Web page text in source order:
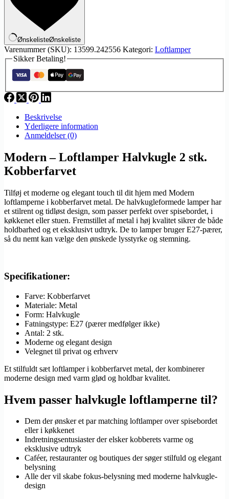
ØnskelisteØnskeliste
Varenummer (SKU): 13599.242556 Kategori: Loftlamper
Sikker Betaling!
Beskrivelse
Yderligere information
Anmeldelser (0)
Modern – Loftlamper Halvkugle 2 stk.
Kobberfarvet
Tilføj et moderne og elegant touch til dit hjem med Modern
loftlamperne i kobberfarvet metal. De halvkugleformede lamper har
et stilrent og tidløst design, som passer perfekt over spisebordet, i
køkkenet eller stuen. Fremstillet af metal i høj kvalitet sikrer de både
holdbarhed og et eksklusivt udtryk. De to lamper bruger E27-pærer,
så du nemt kan vælge den ønskede lysstyrke og stemning.
Specifikationer:
Farve: Kobberfarvet
Materiale: Metal
Form: Halvkugle
Fatningstype: E27 (pærer medfølger ikke)
Antal: 2 stk.
Moderne og elegant design
Velegnet til privat og erhverv
Et stilfuldt sæt loftlamper i kobberfarvet metal, der kombinerer
moderne design med varm glød og holdbar kvalitet.
Hvem passer halvkugle loftlamperne til?
Dem der ønsker et par matching loftlamper over spisebordet
eller i køkkenet
Indretningsentusiaster der elsker kobberets varme og
eksklusive udtryk
Caféer, restauranter og boutiques der søger stilfuld og elegant
belysning
Alle der vil skabe fokus-belysning med moderne halvkugle-
design